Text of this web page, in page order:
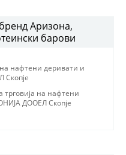
Аризона,
барови
нафтени деривати и
Скопjе
трговиjа на нафтени
ДООЕЛ Скопjе